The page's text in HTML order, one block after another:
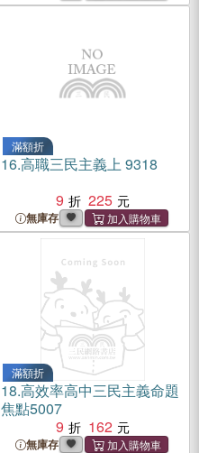
滿額折
16.高職三民主義上 9318
9
225
無庫存
滿額折
18.高效率高中三民主義命題
焦點5007
9
162
無庫存